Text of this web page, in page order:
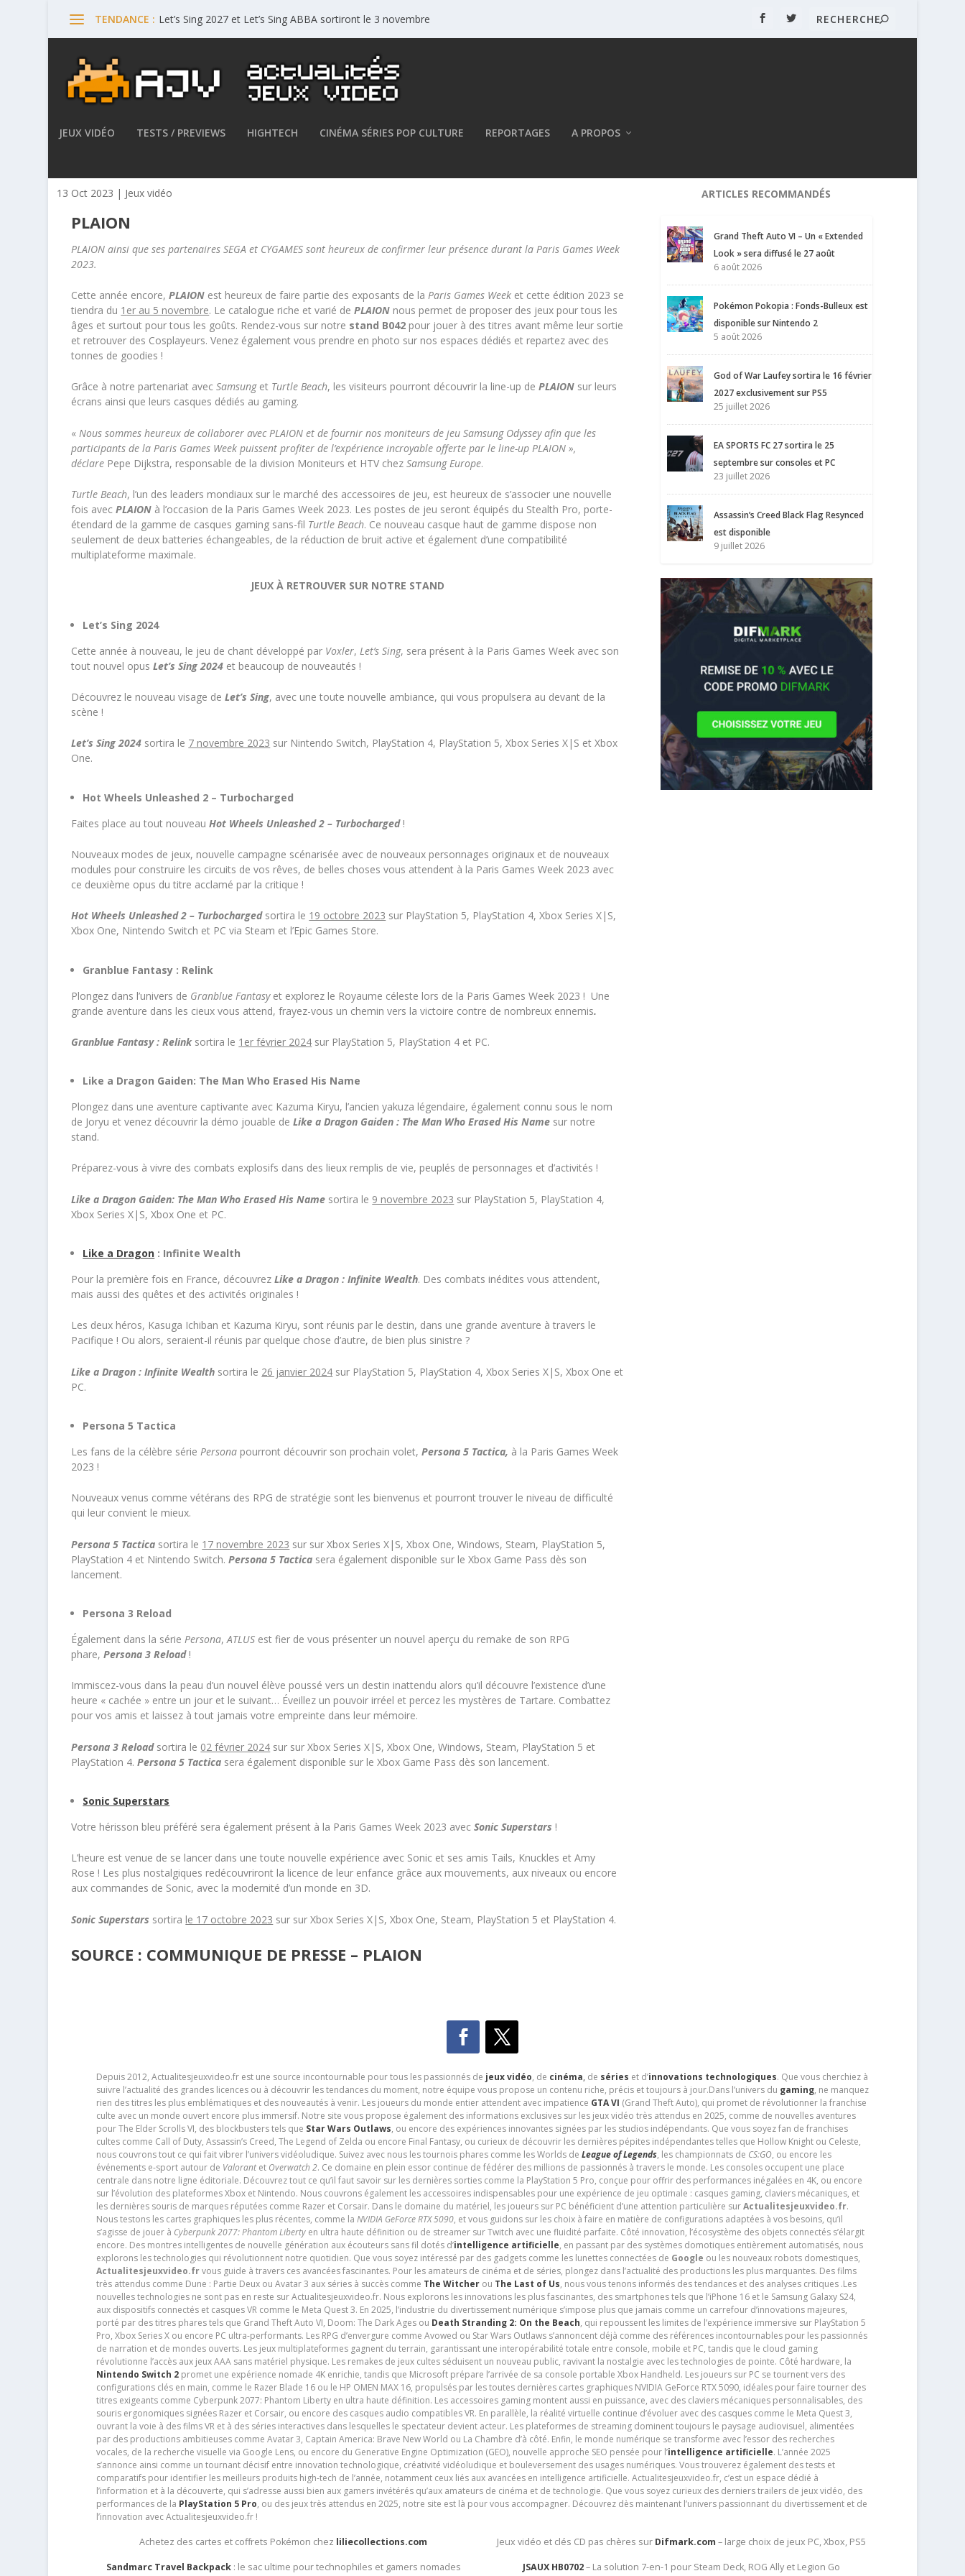
TENDANCE : Let’s Sing 2027 et Let’s Sing ABBA sortiront le 3 novembre
JEUX VIDÉO TESTS / PREVIEWS HIGHTECH CINÉMA SÉRIES POP CULTURE REPORTAGES A PROPOS
13 Oct 2023 | Jeux vidéo
PLAION
PLAION ainsi que ses partenaires SEGA et CYGAMES sont heureux de confirmer leur présence durant la Paris Games Week
2023.
Cette année encore,PLAION est heureux de faire partie des exposants de laParis Games Week et cette édition 2023 se
tiendra du 1 er au 5 novembre. Le catalogue riche et varié dePLAION nous permet de proposer des jeux pour tous les
âges et surtout pour tous les goûts. Rendez-vous sur notre stand B042 pour jouer à des titres avant même leur sortie
et retrouver des Cosplayeurs. Venez également vous prendre en photo sur nos espaces dédiés et repartez avec des
tonnes de goodies !
Grâce à notre partenariat avecSamsung et Turtle Beach, les visiteurs pourront découvrir la line-up dePLAION sur leurs
écrans ainsi que leurs casques dédiés au gaming.
« Nous sommes heureux de collaborer avec PLAION et de fournir nos moniteurs de jeu Samsung Odyssey afin que les
participants de la Paris Games Week puissent profiter de l’expérience incroyable offerte par le line-up PLAION »,
déclare Pepe Dijkstra, responsable de la division Moniteurs et HTV chezSamsung Europe.
Turtle Beach, l’un des leaders mondiaux sur le marché des accessoires de jeu, est heureux de s’associer une nouvelle
fois avecPLAION à l’occasion de la Paris Games Week 2023. Les postes de jeu seront équipés du Stealth Pro, porte-
étendard de la gamme de casques gaming sans-fil Turtle Beach. Ce nouveau casque haut de gamme dispose non
seulement de deux batteries échangeables, de la réduction de bruit active et également d’une compatibilité
multiplateforme maximale.
JEUX À RETROUVER SUR NOTRE STAND
Let’s Sing 2024
Cette année à nouveau, le jeu de chant développé par Voxler, Let’s Sing, sera présent à la Paris Games Week avec son
tout nouvel opusLet’s Sing 2024 et beaucoup de nouveautés !
Découvrez le nouveau visage deLet’s Sing, avec une toute nouvelle ambiance, qui vous propulsera au devant de la
scène !
Let’s Sing 2024 sortira le 7 novembre 2023 sur Nintendo Switch, PlayStation 4, PlayStation 5, Xbox Series X|S et Xbox
One.
Hot Wheels Unleashed 2 – Turbocharged
Faites place au tout nouveauHot Wheels Unleashed2 – Turbocharged!
Nouveaux modes de jeux, nouvelle campagne scénarisée avec de nouveaux personnages originaux et de nouveaux
modules pour construire les circuits de vos rêves, de belles choses vous attendent à la Paris Games Week 2023 avec
ce deuxième opus du titre acclamé par la critique !
Hot Wheels Unleashed 2 – Turbocharged sortira le 19 octobre 2023 sur PlayStation 5, PlayStation 4, Xbox Series X|S,
Xbox One, Nintendo Switch et PC via Steam et l’Epic Games Store.
Granblue Fantasy : Relink
Plongez dans l’univers de Granblue Fantasyet explorez le Royaume céleste lors de la Paris Games Week 2023 ! Une
grande aventure dans les cieux vous attend, frayez-vous un chemin vers la victoire contre de nombreux ennemis.
Granblue Fantasy : Relink sortira le 1er février 2024 sur PlayStation 5, PlayStation 4 et PC.
Like a Dragon Gaiden: The Man Who Erased His Name
Plongez dans une aventure captivante avec Kazuma Kiryu, l’ancien yakuza légendaire, également connu sous le nom
de Joryu et venez découvrir la démo jouable deLike a Dragon Gaiden : The Man Who Erased His Name sur notre
stand.
Préparez-vous à vivre des combats explosifs dans des lieux remplis de vie, peuplés de personnages et d’activités !
Like a Dragon Gaiden: The Man Who Erased His Name sortira le 9 novembre 2023 sur PlayStation 5, PlayStation 4,
Xbox Series X|S, Xbox One et PC.
Like a Dragon : Infinite Wealth
Pour la première fois en France, découvrezLike a Dragon : Infinite Wealth. Des combats inédites vous attendent,
mais aussi des quêtes et des activités originales !
Les deux héros, Kasuga Ichiban et Kazuma Kiryu, sont réunis par le destin, dans une grande aventure à travers le
Pacifique ! Ou alors, seraient-il réunis par quelque chose d’autre, de bien plus sinistre ?
Like a Dragon : Infinite Wealth sortira le 26 janvier 2024 sur PlayStation 5, PlayStation 4, Xbox Series X|S, Xbox One et
PC.
Persona 5 Tactica
Les fans de la célèbre sériePersona pourront découvrir son prochain volet,Persona 5 Tactica, à la Paris Games Week
2023 !
Nouveaux venus comme vétérans des RPG de stratégie sont les bienvenus et pourront trouver le niveau de difficulté
qui leur convient le mieux.
Persona 5 Tactica sortira le 17 novembre 2023 sur sur Xbox Series X|S, Xbox One, Windows, Steam, PlayStation 5,
PlayStation 4 et Nintendo Switch.Persona 5 Tactica sera également disponible sur le Xbox Game Pass dès son
lancement.
Persona 3 Reload
Également dans la sériePersona,ATLUS est fier de vous présenter un nouvel aperçu du remake de son RPG
phare,Persona 3 Reload!
Immiscez-vous dans la peau d’un nouvel élève poussé vers un destin inattendu alors qu’il découvre l’existence d’une
heure « cachée » entre un jour et le suivant… Éveillez un pouvoir irréel et percez les mystères de Tartare. Combattez
pour vos amis et laissez à tout jamais votre empreinte dans leur mémoire.
Persona 3 Reload sortira le 02 février 2024 sur sur Xbox Series X|S, Xbox One, Windows, Steam, PlayStation 5 et
PlayStation 4.Persona 5 Tactica sera également disponible sur le Xbox Game Pass dès son lancement.
Sonic Superstars
Votre hérisson bleu préféré sera également présent à la Paris Games Week 2023 avecSonic Superstars !
L’heure est venue de se lancer dans une toute nouvelle expérience avec Sonic et ses amis Tails, Knuckles et Amy
Rose ! Les plus nostalgiques redécouvriront la licence de leur enfance grâce aux mouvements, aux niveaux ou encore
aux commandes de Sonic, avec la modernité d’un monde en 3D.
Sonic Superstars sortira le 17 octobre 2023 sur sur Xbox Series X|S, Xbox One, Steam, PlayStation 5 et PlayStation 4.
SOURCE : COMMUNIQUE DE PRESSE – PLAION
ARTICLES RECOMMANDÉS
Grand Theft Auto VI – Un « Extended
Look » sera diffusé le 27 août
6 août 2026
Pokémon Pokopia : Fonds-Bulleux est
disponible sur Nintendo 2
5 août 2026
God of War Laufey sortira le 16 février
2027 exclusivement sur PS5
25 juillet 2026
EA SPORTS FC 27 sortira le 25
septembre sur consoles et PC
23 juillet 2026
Assassin’s Creed Black Flag Resynced
est disponible
9 juillet 2026
Depuis 2012, Actualitesjeuxvideo.fr est une source incontournable pour tous les passionnés de jeux vidéo, de cinéma,de séries et d’innovations technologiques. Que vous cherchiez à
suivre l’actualité des grandes licences ou à découvrir les tendances du moment, notre équipe vous propose un contenu riche, précis et toujours à jour.Dans l’univers du gaming, ne manquez
rien des titres les plus emblématiques et des nouveautés à venir. Les joueurs du monde entier attendent avec impatience GTA VI (Grand Theft Auto), qui promet de révolutionner la franchise
culte avec un monde ouvert encore plus immersif. Notre site vous propose également des informations exclusives sur les jeux vidéo très attendus en 2025, comme de nouvelles aventures
pour The Elder Scrolls VI, des blockbusters tels que Star Wars Outlaws, ou encore des expériences innovantes signées par les studios indépendants. Que vous soyez fan de franchises
cultes comme Call of Duty, Assassin’s Creed, The Legend of Zelda ou encore Final Fantasy, ou curieux de découvrir les dernières pépites indépendantes telles que Hollow Knight ou Celeste,
nous couvrons tout ce qui fait vibrer l’univers vidéoludique. Suivez avec nous les tournois phares comme les Worlds de League of Legends, les championnats de CS:GO, ou encore les
événements e-sport autour de Valorantet Overwatch 2. Ce domaine en plein essor continue de fédérer des millions de passionnés à travers le monde. Les consoles occupent une place
centrale dans notre ligne éditoriale. Découvrez tout ce qu’il faut savoir sur les dernières sorties comme la PlayStation 5 Pro, conçue pour offrir des performances inégalées en 4K, ou encore
sur l’évolution des plateformes Xbox et Nintendo. Nous couvrons également les accessoires indispensables pour une expérience de jeu optimale : casques gaming, claviers mécaniques, et
les dernières souris de marques réputées comme Razer et Corsair. Dans le domaine du matériel, les joueurs sur PC bénéficient d’une attention particulière surActualitesjeuxvideo.fr.
Nous testons les cartes graphiques les plus récentes, comme la NVIDIA GeForce RTX 5090, et vous guidons sur les choix à faire en matière de configurations adaptées à vos besoins, qu’il
s’agisse de jouer à Cyberpunk 2077: Phantom Libertyen ultra haute définition ou de streamer sur Twitch avec une fluidité parfaite. Côté innovation, l’écosystème des objets connectés s’élargit
encore. Des montres intelligentes de nouvelle génération aux écouteurs sans fil dotés d’intelligence artificielle, en passant par des systèmes domotiques entièrement automatisés, nous
explorons les technologies qui révolutionnent notre quotidien. Que vous soyez intéressé par des gadgets comme les lunettes connectées de Google ou les nouveaux robots domestiques,
Actualitesjeuxvideo.frvous guide à travers ces avancées fascinantes. Pour les amateurs de cinéma et de séries, plongez dans l’actualité des productions les plus marquantes. Des films
très attendus comme Dune : Partie Deux ou Avatar 3 aux séries à succès comme The Witcherou The Last of Us, nous vous tenons informés des tendances et des analyses critiques .Les
nouvelles technologies ne sont pas en reste sur Actualitesjeuxvideo.fr. Nous explorons les innovations les plus fascinantes, des smartphones tels que l’iPhone 16 et le Samsung Galaxy S24,
aux dispositifs connectés et casques VR comme le Meta Quest 3. En 2025, l’industrie du divertissement numérique s’impose plus que jamais comme un carrefour d’innovations majeures,
porté par des titres phares tels que Grand Theft Auto VI, Doom: The Dark Ages ou Death Stranding 2: On the Beach, qui repoussent les limites de l’expérience immersive sur PlayStation 5
Pro, Xbox Series X ou encore PC ultra-performants. Les RPG d’envergure comme Avowed ou Star Wars Outlaws s’annoncent déjà comme des références incontournables pour les passionnés
de narration et de mondes ouverts. Les jeux multiplateformes gagnent du terrain, garantissant une interopérabilité totale entre console, mobile et PC, tandis que le cloud gaming
révolutionne l’accès aux jeux AAA sans matériel physique. Les remakes de jeux cultes séduisent un nouveau public, ravivant la nostalgie avec les technologies de pointe. Côté hardware, la
Nintendo Switch 2promet une expérience nomade 4K enrichie, tandis que Microsoft prépare l’arrivée de sa console portable Xbox Handheld. Les joueurs sur PC se tournent vers des
configurations clés en main, comme le Razer Blade 16 ou le HP OMEN MAX 16, propulsés par les toutes dernières cartes graphiques NVIDIA GeForce RTX 5090, idéales pour faire tourner des
titres exigeants comme Cyberpunk 2077: Phantom Liberty en ultra haute définition. Les accessoires gaming montent aussi en puissance, avec des claviers mécaniques personnalisables, des
souris ergonomiques signées Razer et Corsair, ou encore des casques audio compatibles VR. En parallèle, la réalité virtuelle continue d’évoluer avec des casques comme le Meta Quest 3,
ouvrant la voie à des films VR et à des séries interactives dans lesquelles le spectateur devient acteur. Les plateformes de streaming dominent toujours le paysage audiovisuel, alimentées
par des productions ambitieuses comme Avatar 3, Captain America: Brave New World ou La Chambre d’à côté. Enfin, le monde numérique se transforme avec l’essor des recherches
vocales, de la recherche visuelle via Google Lens, ou encore du Generative Engine Optimization (GEO), nouvelle approche SEO pensée pour l’intelligence artificielle. L’année 2025
s’annonce ainsi comme un tournant décisif entre innovation technologique, créativité vidéoludique et bouleversement des usages numériques. Vous trouverez également des tests et
comparatifs pour identifier les meilleurs produits high-tech de l’année, notamment ceux liés aux avancées en intelligence artificielle. Actualitesjeuxvideo.fr, c’est un espace dédié à
l’information et à la découverte, qui s’adresse aussi bien aux gamers invétérés qu’aux amateurs de cinéma et de technologie. Que vous soyez curieux des derniers trailers de jeux vidéo, des
performances de la PlayStation 5 Pro, ou des jeux très attendus en 2025, notre site est là pour vous accompagner. Découvrez dès maintenant l’univers passionnant du divertissement et de
l’innovation avec Actualitesjeuxvideo.fr !
Achetez des cartes et coffrets Pokémon chez liliecollections.com
Sandmarc Travel Backpack: le sac ultime pour technophiles et gamers nomades
Jeux vidéo et clés CD pas chères sur Difmark.com – large choix de jeux PC, Xbox, PS5
JSAUX HB0702– La solution 7-en-1 pour Steam Deck, ROG Ally et Legion Go